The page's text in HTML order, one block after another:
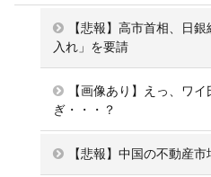
【悲報】高市首相、日
入れ」を要請
【画像あり】えっ、ワ
ぎ・・・？
【悲報】中国の不動産市